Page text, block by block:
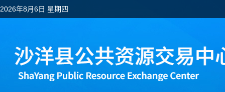
2026年8月6日 星期四